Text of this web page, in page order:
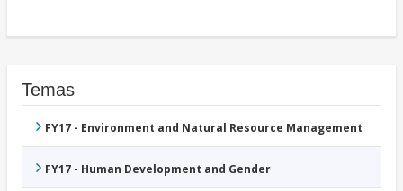
Temas
FY17 - Environment and Natural Resource Management
FY17 - Human Development and Gender